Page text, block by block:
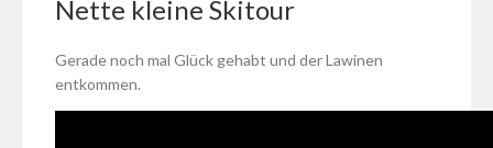
Nette kleine Skitour
Gerade noch mal Glück gehabt und der Lawinen
entkommen.